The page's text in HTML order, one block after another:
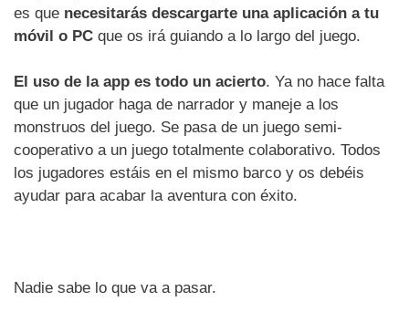
es que necesitarás descargarte una aplicación a tu
móvil o PC que os irá guiando a lo largo del juego.
El uso de la app es todo un acierto. Ya no hace falta
que un jugador haga de narrador y maneje a los
monstruos del juego. Se pasa de un juego semi-
cooperativo a un juego totalmente colaborativo. Todos
los jugadores estáis en el mismo barco y os debéis
ayudar para acabar la aventura con éxito.
Nadie sabe lo que va a pasar.